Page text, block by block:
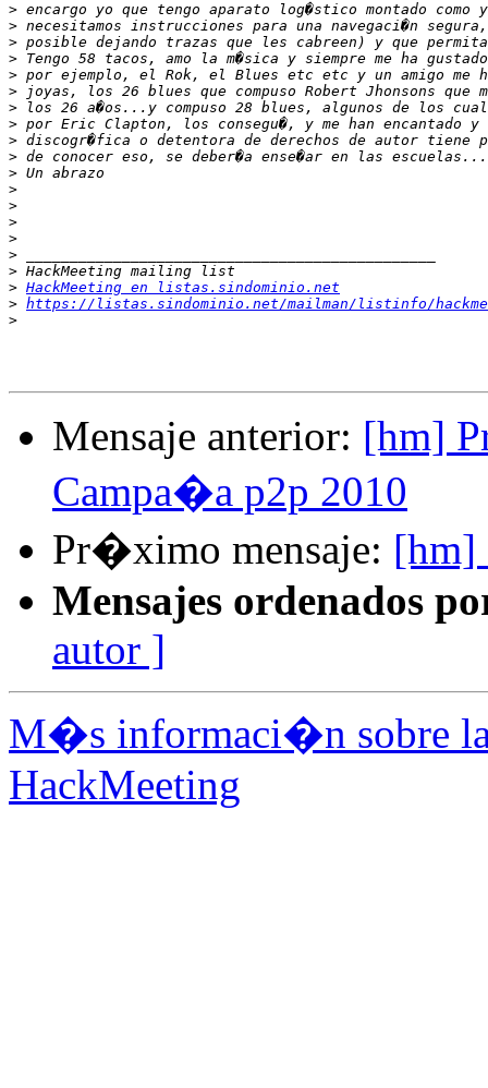
>
>
>
>
>
>
>
>
>
>
>
>
>
>
>
>
>
> HackMeeting en listas.sindominio.net
> https://listas.sindominio.net/mailman/listinfo/
>
Mensaje anterior: [hm]
Campa�a p2p 2010
Pr�ximo mensaje: [hm]
Mensajes ordenados
autor ]
M�s informaci�n sobre
HackMeeting